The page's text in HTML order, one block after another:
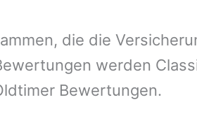
die die
werden
Bewertungen.